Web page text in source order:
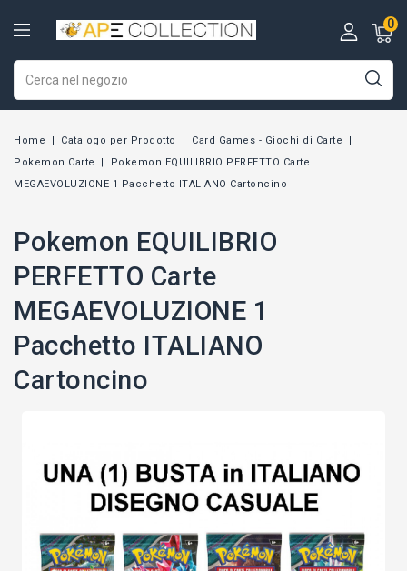
0
Home Catalogo per Prodotto
Card Games - Giochi di Carte
Pokemon Carte
Pokemon EQUILIBRIO PERFETTO Carte
MEGAEVOLUZIONE 1 Pacchetto ITALIANO Cartoncino
Pokemon EQUILIBRIO
PERFETTO Carte
MEGAEVOLUZIONE 1
Pacchetto ITALIANO
Cartoncino